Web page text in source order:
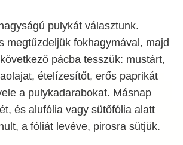
pulykát választunk.
megtűzdeljük fokhagymával, majd
pácba tesszük: mustárt,
ételízesítőt, erős paprikát
a pulykadarabokat. Másnap
és alufólia vagy sütőfólia alatt
a fóliát levéve, pirosra sütjük.